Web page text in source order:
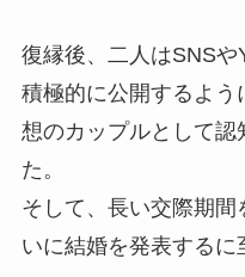
復縁後、二人はSNSや
積極的に公開するよ
想のカップルとして認
た。
そして、長い交際期
いに結婚を発表するに